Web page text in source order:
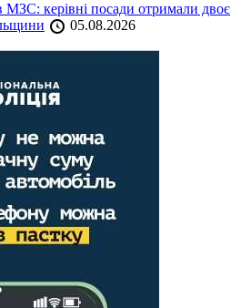
МЗС: керівні посади отримали двоє
05.08.2026